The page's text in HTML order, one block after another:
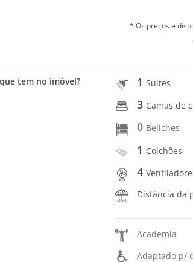
* Os preços e
tem no imóvel? 1Suítes
3 Camas de
0 Beliches
1 Colchões
4
Distância da
Academia
Adaptado p/